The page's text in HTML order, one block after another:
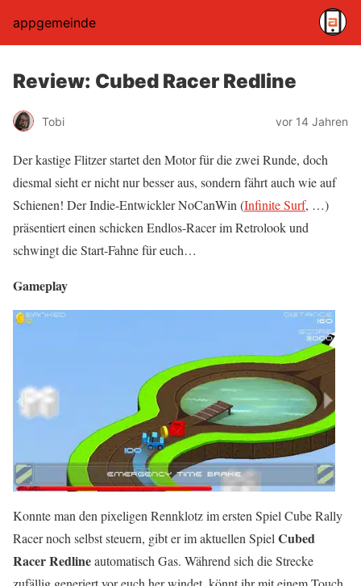
appgemeinde
Review: Cubed Racer Redline
Tobi vor 14 Jahren
Der kastige Flitzer startet den Motor für die zwei Runde, doch
diesmal sieht er nicht nur besser aus, sondern fährt auch wie auf
Schienen! Der Indie-Entwickler NoCanWin (Infinite Surf, …)
präsentiert einen schicken Endlos-Racer im Retrolook und
schwingt die Start-Fahne für euch…
Gameplay
Konnte man den pixeligen Rennklotz im ersten Spiel Cube Rally
Racer noch selbst steuern, gibt er im aktuellen Spiel Cubed
Racer Redlineautomatisch Gas. Während sich die Strecke